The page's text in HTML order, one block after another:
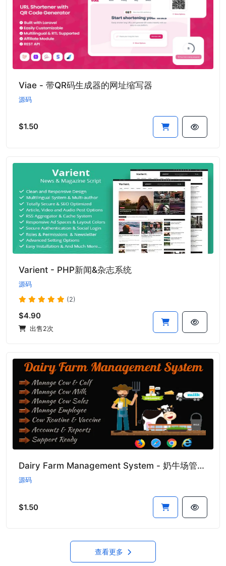
Viae - 带QR码生成器的网址缩写器
源码
$1.50
Varient - PHP新闻&杂志系统
源码
(2)
$4.90
出售2次
Dairy Farm Management System - 奶牛场管理系统
源码
$1.50
查看更多